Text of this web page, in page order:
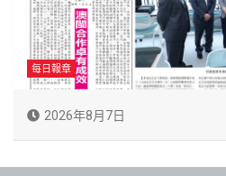
每日報章
2026年8月7日